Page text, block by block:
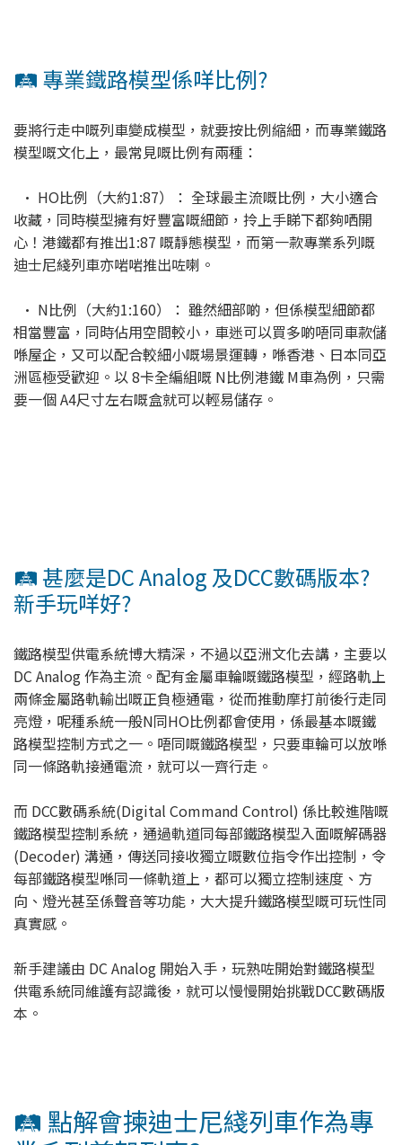
🛤️ 專業鐵路模型係咩比例?
要將行走中嘅列車變成模型，就要按比例縮細，而專業鐵路
模型嘅文化上，最常見嘅比例有兩種：
· HO比例（大約1:87）： 全球最主流嘅比例，大小適合
收藏，同時模型擁有好豐富嘅細節，拎上手睇下都夠哂開
心！港鐵都有推出1:87 嘅靜態模型，而第一款專業系列嘅
迪士尼綫列車亦啱啱推出咗喇。
· N比例（大約1:160）： 雖然細部啲，但係模型細節都
相當豐富，同時佔用空間較小，車迷可以買多啲唔同車款儲
喺屋企，又可以配合較細小嘅場景運轉，喺香港、日本同亞
洲區極受歡迎。以 8卡全編組嘅 N比例港鐵 M車為例，只需
要一個 A4尺寸左右嘅盒就可以輕易儲存。
🛤️ 甚麼是DC Analog 及DCC數碼版本?
新手玩咩好?
鐵路模型供電系統博大精深，不過以亞洲文化去講，主要以
DC Analog 作為主流。配有金屬車輪嘅鐵路模型，經路軌上
兩條金屬路軌輸出嘅正負極通電，從而推動摩打前後行走同
亮燈，呢種系統一般N同HO比例都會使用，係最基本嘅鐵
路模型控制方式之一。唔同嘅鐵路模型，只要車輪可以放喺
同一條路軌接通電流，就可以一齊行走。
而 DCC數碼系統(Digital Command Control) 係比較進階嘅
鐵路模型控制系統，通過軌道同每部鐵路模型入面嘅解碼器
(Decoder) 溝通，傳送同接收獨立嘅數位指令作出控制，令
每部鐵路模型喺同一條軌道上，都可以獨立控制速度、方
向、燈光甚至係聲音等功能，大大提升鐵路模型嘅可玩性同
真實感。
新手建議由 DC Analog 開始入手，玩熟咗開始對鐵路模型
供電系統同維護有認識後，就可以慢慢開始挑戰DCC數碼版
本。
🛤️ 點解會揀迪士尼綫列車作為專